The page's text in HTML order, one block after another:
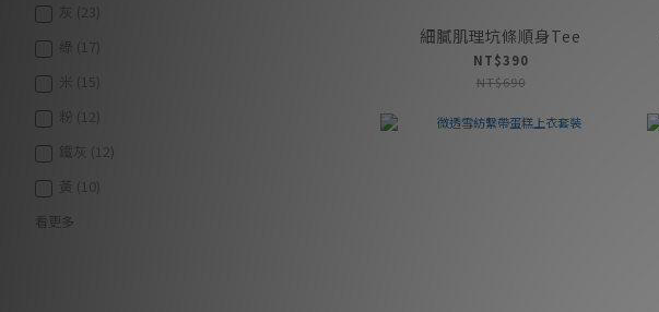
灰 (23)
綠 (17)
米 (15)
粉 (12)
鐵灰 (12)
黃 (10)
看更多
細膩肌理坑條順身Tee
NT$390
NT$690